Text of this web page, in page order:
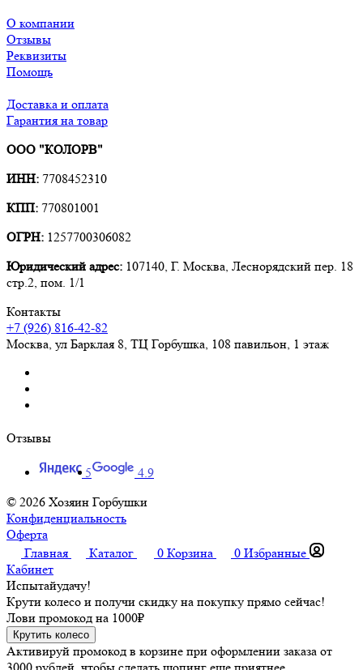
О компании
Отзывы
Реквизиты
Помощь
Доставка и оплата
Гарантия на товар
ООО "КОЛОРВ"
ИНН: 7708452310
КПП: 770801001
ОГРН: 1257700306082
Юридический адрес: 107140, Г. Москва, Леснорядский пер. 18
стр.2, пом. 1/1
Контакты
+7 (926) 816-42-82
Москва, ул Барклая 8, ТЦ Горбушка, 108 павильон, 1 этаж
Отзывы
5
4.9
© 2026 Хозяин Горбушки
Конфиденциальность
Оферта
Главная
Каталог 0 Корзина 0 Избранные
Кабинет
Испытайудачу!
Крути колесо и получи скидку на покупку прямо сейчас!
Лови промокод на 1000₽
Крутить колесо
Активируй промокод в корзине при оформлении заказа от